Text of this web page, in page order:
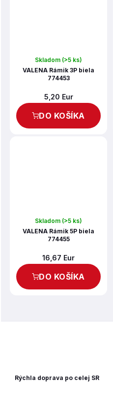
Skladom (>5 ks)
VALENA Rámik 3P biela
774453
5,20 Eur
DO KOŠÍKA
Skladom (>5 ks)
VALENA Rámik 5P biela
774455
16,67 Eur
DO KOŠÍKA
Rýchla doprava po celej SR